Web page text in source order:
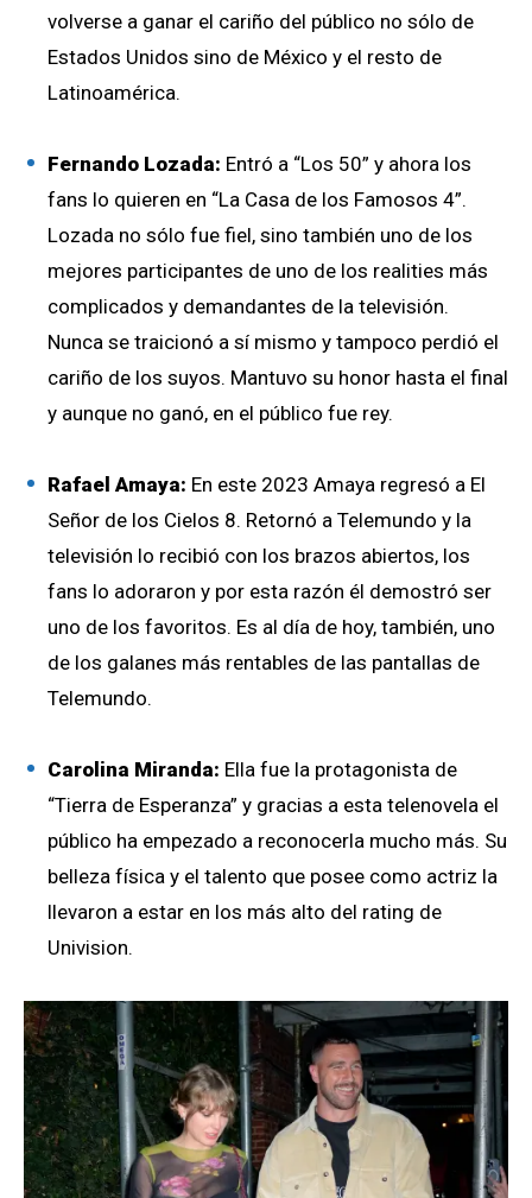
volverse a ganar el cariño del público no sólo de
Estados Unidos sino de México y el resto de
Latinoamérica.
Fernando Lozada: Entró a “Los 50” y ahora los
fans lo quieren en “La Casa de los Famosos 4”.
Lozada no sólo fue fiel, sino también uno de los
mejores participantes de uno de los realities más
complicados y demandantes de la televisión.
Nunca se traicionó a sí mismo y tampoco perdió el
cariño de los suyos. Mantuvo su honor hasta el final
y aunque no ganó, en el público fue rey.
Rafael Amaya: En este 2023 Amaya regresó a El
Señor de los Cielos 8. Retornó a Telemundo y la
televisión lo recibió con los brazos abiertos, los
fans lo adoraron y por esta razón él demostró ser
uno de los favoritos. Es al día de hoy, también, uno
de los galanes más rentables de las pantallas de
Telemundo.
Carolina Miranda: Ella fue la protagonista de
“Tierra de Esperanza” y gracias a esta telenovela el
público ha empezado a reconocerla mucho más. Su
belleza física y el talento que posee como actriz la
llevaron a estar en los más alto del rating de
Univision.